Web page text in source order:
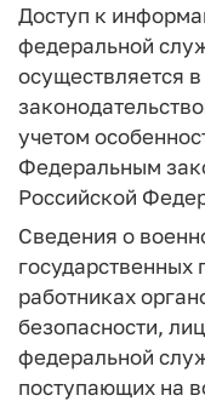
Доступ к
федеральной
осуществляется в
учетом
Федеральным
Российской
Сведения о
работниках
безопасности,
федеральной
поступающих на